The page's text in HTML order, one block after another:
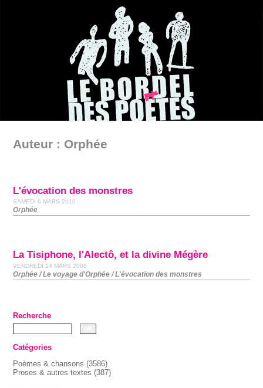
Auteur : Orphée
L'évocation des monstres
SAMEDI 6 MARS 2010
Orphée
La Tisiphone, l'Alectô, et la divine Mégère
VENDREDI 14 MARS 2008
Orphée / Le voyage d'Orphée / L'évocation des monstres
Recherche
Catégories
Poèmes & chansons (3586)
Proses & autres textes (387)